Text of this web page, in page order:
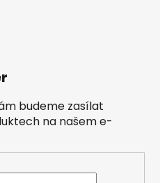
budeme zasílat
na našem e-